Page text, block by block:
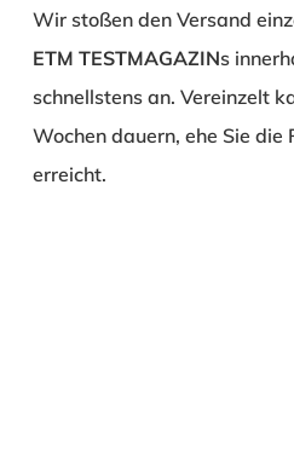
Wir stoßen den Versand
ETM TESTMAGAZINs
schnellstens an. Vereinzelt
Wochen dauern, ehe Sie
erreicht.